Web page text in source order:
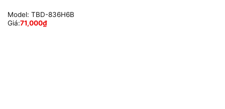
Model: TBD-836H6B
Giá:71,000₫